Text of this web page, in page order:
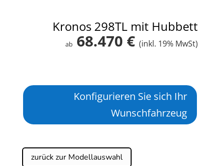
Kronos 298TL mit Hubbett
ab 68.470 €(inkl. 19% MwSt)
Konfigurieren Sie sich Ihr
Wunschfahrzeug
zurück zur Modellauswahl